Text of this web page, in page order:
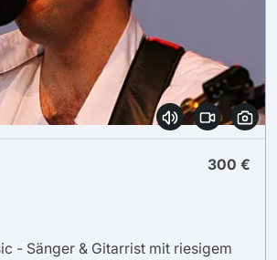
300 €
- Sänger & Gitarrist mit riesigem